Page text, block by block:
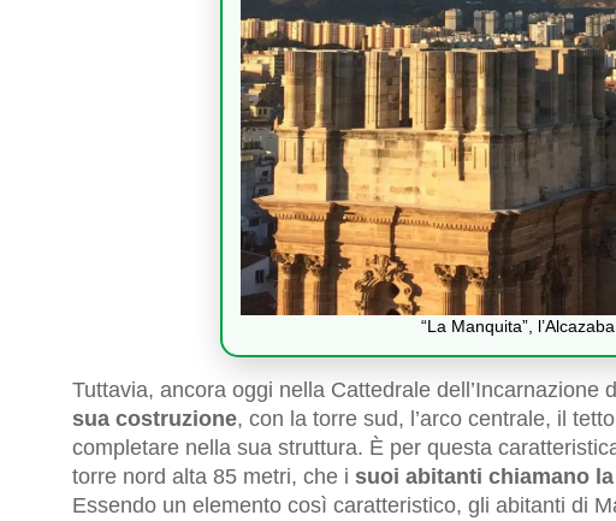
“La Manquita”,
Tuttavia, ancora oggi nella Cattedrale dell’Incarnazione
sua costruzione, con la torre sud, l’arco centrale, il
completare nella sua struttura. È per questa
torre nord alta 85 metri, che i suoi abitanti chiamano
Essendo un elemento così caratteristico, gli abitanti di